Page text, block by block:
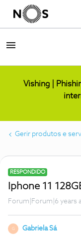
Vishing |
Gerir produtos e
RESPONDIDO
Iphone 11
Forum|Forum|6 years
G Gabriela Sá